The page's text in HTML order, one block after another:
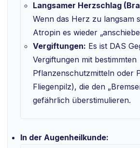
Langsamer Herzschlag
Wenn das Herz zu langsam
Atropin es wieder
Vergiftungen: Es ist DAS
Vergiftungen mit bestimmten
Pflanzenschutzmitteln oder
Fliegenpilz), die den
gefährlich überstimulieren.
In der Augenheilkunde: